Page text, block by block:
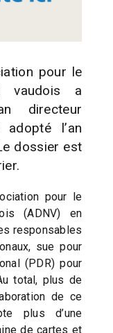
pour le
vaudois a
directeur
l’an
dossier est
pour le
(ADNV) en
responsables
sue pour
(PDR) pour
total, plus de
de ce
plus d’une
de cartes et